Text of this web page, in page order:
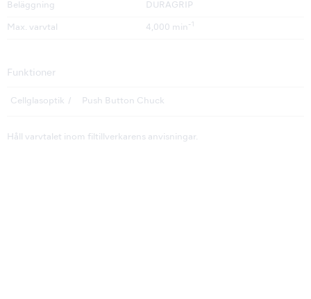
Beläggning DURAGRIP
Max. varvtal 4,000 min -1
Funktioner
Cellglasoptik Push Button Chuck
Håll varvtalet inom filtillverkarens anvisningar.